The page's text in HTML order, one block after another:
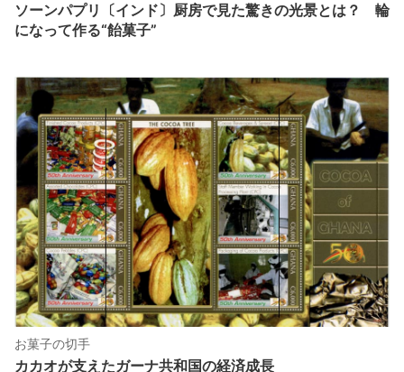
ソーンパプリ〔インド〕厨房で見た驚きの光景とは？ 輪
になって作る“飴菓子”
お菓子の切手
カカオが支えたガーナ共和国の経済成長